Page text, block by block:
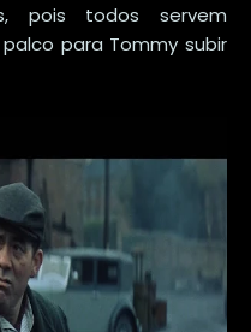
pois todos servem
para Tommy subir